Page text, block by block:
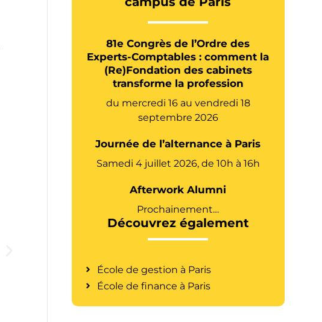
81e Congrès de l’Ordre des
Experts-Comptables : comment la
(Re)Fondation des cabinets
transforme la profession
du mercredi 16 au vendredi 18
septembre 2026
Journée de l’alternance à Paris
Samedi 4 juillet 2026, de 10h à 16h
Afterwork Alumni
Prochainement…
Découvrez également
École de gestion à Paris
École de finance à Paris